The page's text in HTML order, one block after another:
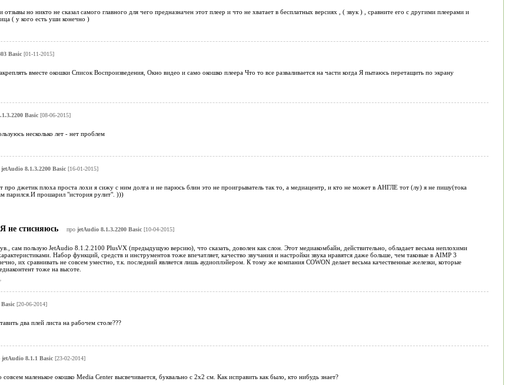
отзывы но никто не сказал самого главного для чего предназначен этот плеер и что не хватает в бесплатных версиях , ( звук ) , сравните его с другими плеерами и
( у кого есть уши конечно )
Basic[01-11-2015]
вместе окошки Список Воспроизведения, Окно видео и само окошко плеера Что то все разваливается на части когда Я пытаюсь перетащить по экрану
Basic[08-06-2015]
несколько лет - нет проблем
jetAudio 8.1.3.2200 Basic[16-01-2015]
про джетик плоха проста лохи я сижу с ним долга и не парюсь блин это не проигрыватель так то, а медиацентр, и кто не может в АНГЛЕ тот (лу) я не пишу(тока
парился.И прошарил "история рулит". )))
Я не стисняюсь про jetAudio 8.1.3.2200 Basic[10-04-2015]
сам пользую JetAudio 8.1.2.2100 PlusVX (предыдущую версию), что сказать, доволен как слон. Этот медиакомбайн, действительно, обладает весьма неплохими
Набор функций, средств и инструментов тоже впечатляет, качество звучания и настройки звука нравятся даже больше, чем таковые в AIMP 3
их сравнивать не совсем уместно, т.к. последний является лишь аудиоплэйером. К тому же компания COWON делает весьма качественные железки, которые
тоже на высоте.
[20-06-2014]
два плей листа на рабочем столе???
jetAudio 8.1.1 Basic[23-02-2014]
маленькое окошко Media Center высвечивается, буквально с 2х2 см. Как исправить как было, кто нибудь знает?